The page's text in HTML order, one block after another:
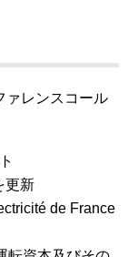
ァレンスコール
更新
de France